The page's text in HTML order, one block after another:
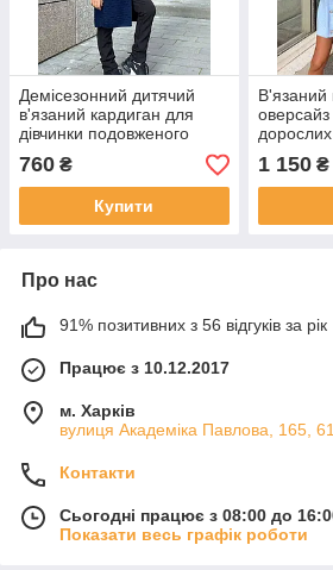
Демісезонний дитячий
в'язаний кардиган для
дівчинки подовженого
брошці р. 128-158
760 ₴
Купити
В'язаний
оверсайз
M
1 150₴
Про нас
91% позитивних з 56 відгуків за рік
Працює з 10.12.2017
м. Харків
вулиця Академіка Павлова, 165,
Контакти
Сьогодні працює з 08:00 до
Показати весь графік роботи